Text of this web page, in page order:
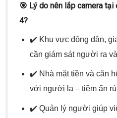
🎯 Lý do nên lắp camera tại
4?
✔️ Khu vực đông dân,
cần giám sát người ra
✔️ Nhà mặt tiền và căn
với người lạ – tiềm ẩn
✔️ Quản lý người giúp